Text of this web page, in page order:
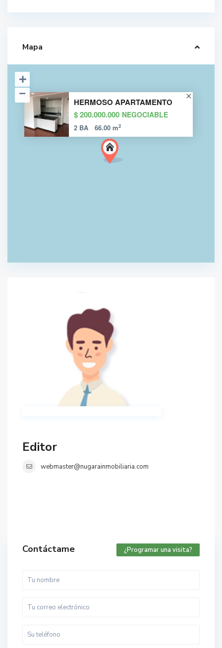
Mapa
HERMOSO APARTAMENTO
$ 200.000.000 NEGOCIABLE
2 BA 66.00 m2
Editor
webmaster@nugarainmobiliaria.com
Contáctame ¿Programar una visita?